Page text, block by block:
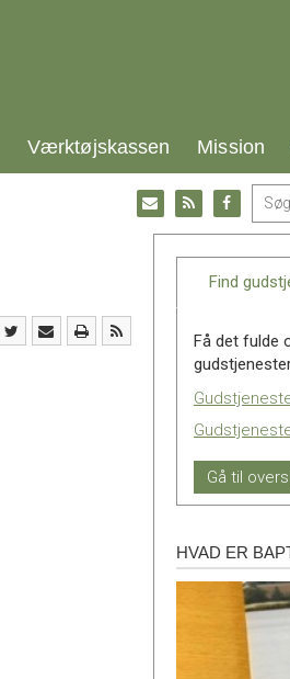
24.0:
Værktøjskassen 25.0:
Mission
Gå
til:
Facebook
Gå
til:
RSS
feed
Gå
til:
Email
Find
Få det fulde
Gå til
Hvad
er
baptister?
HVAD ER